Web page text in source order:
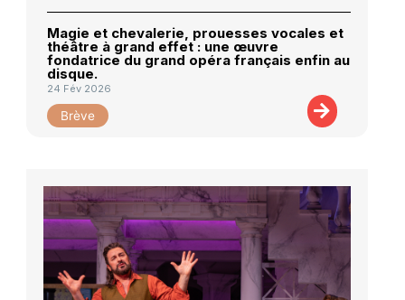
Magie et chevalerie, prouesses vocales et
théâtre à grand effet : une œuvre
fondatrice du grand opéra français enfin au
disque.
24 Fév 2026
Brève